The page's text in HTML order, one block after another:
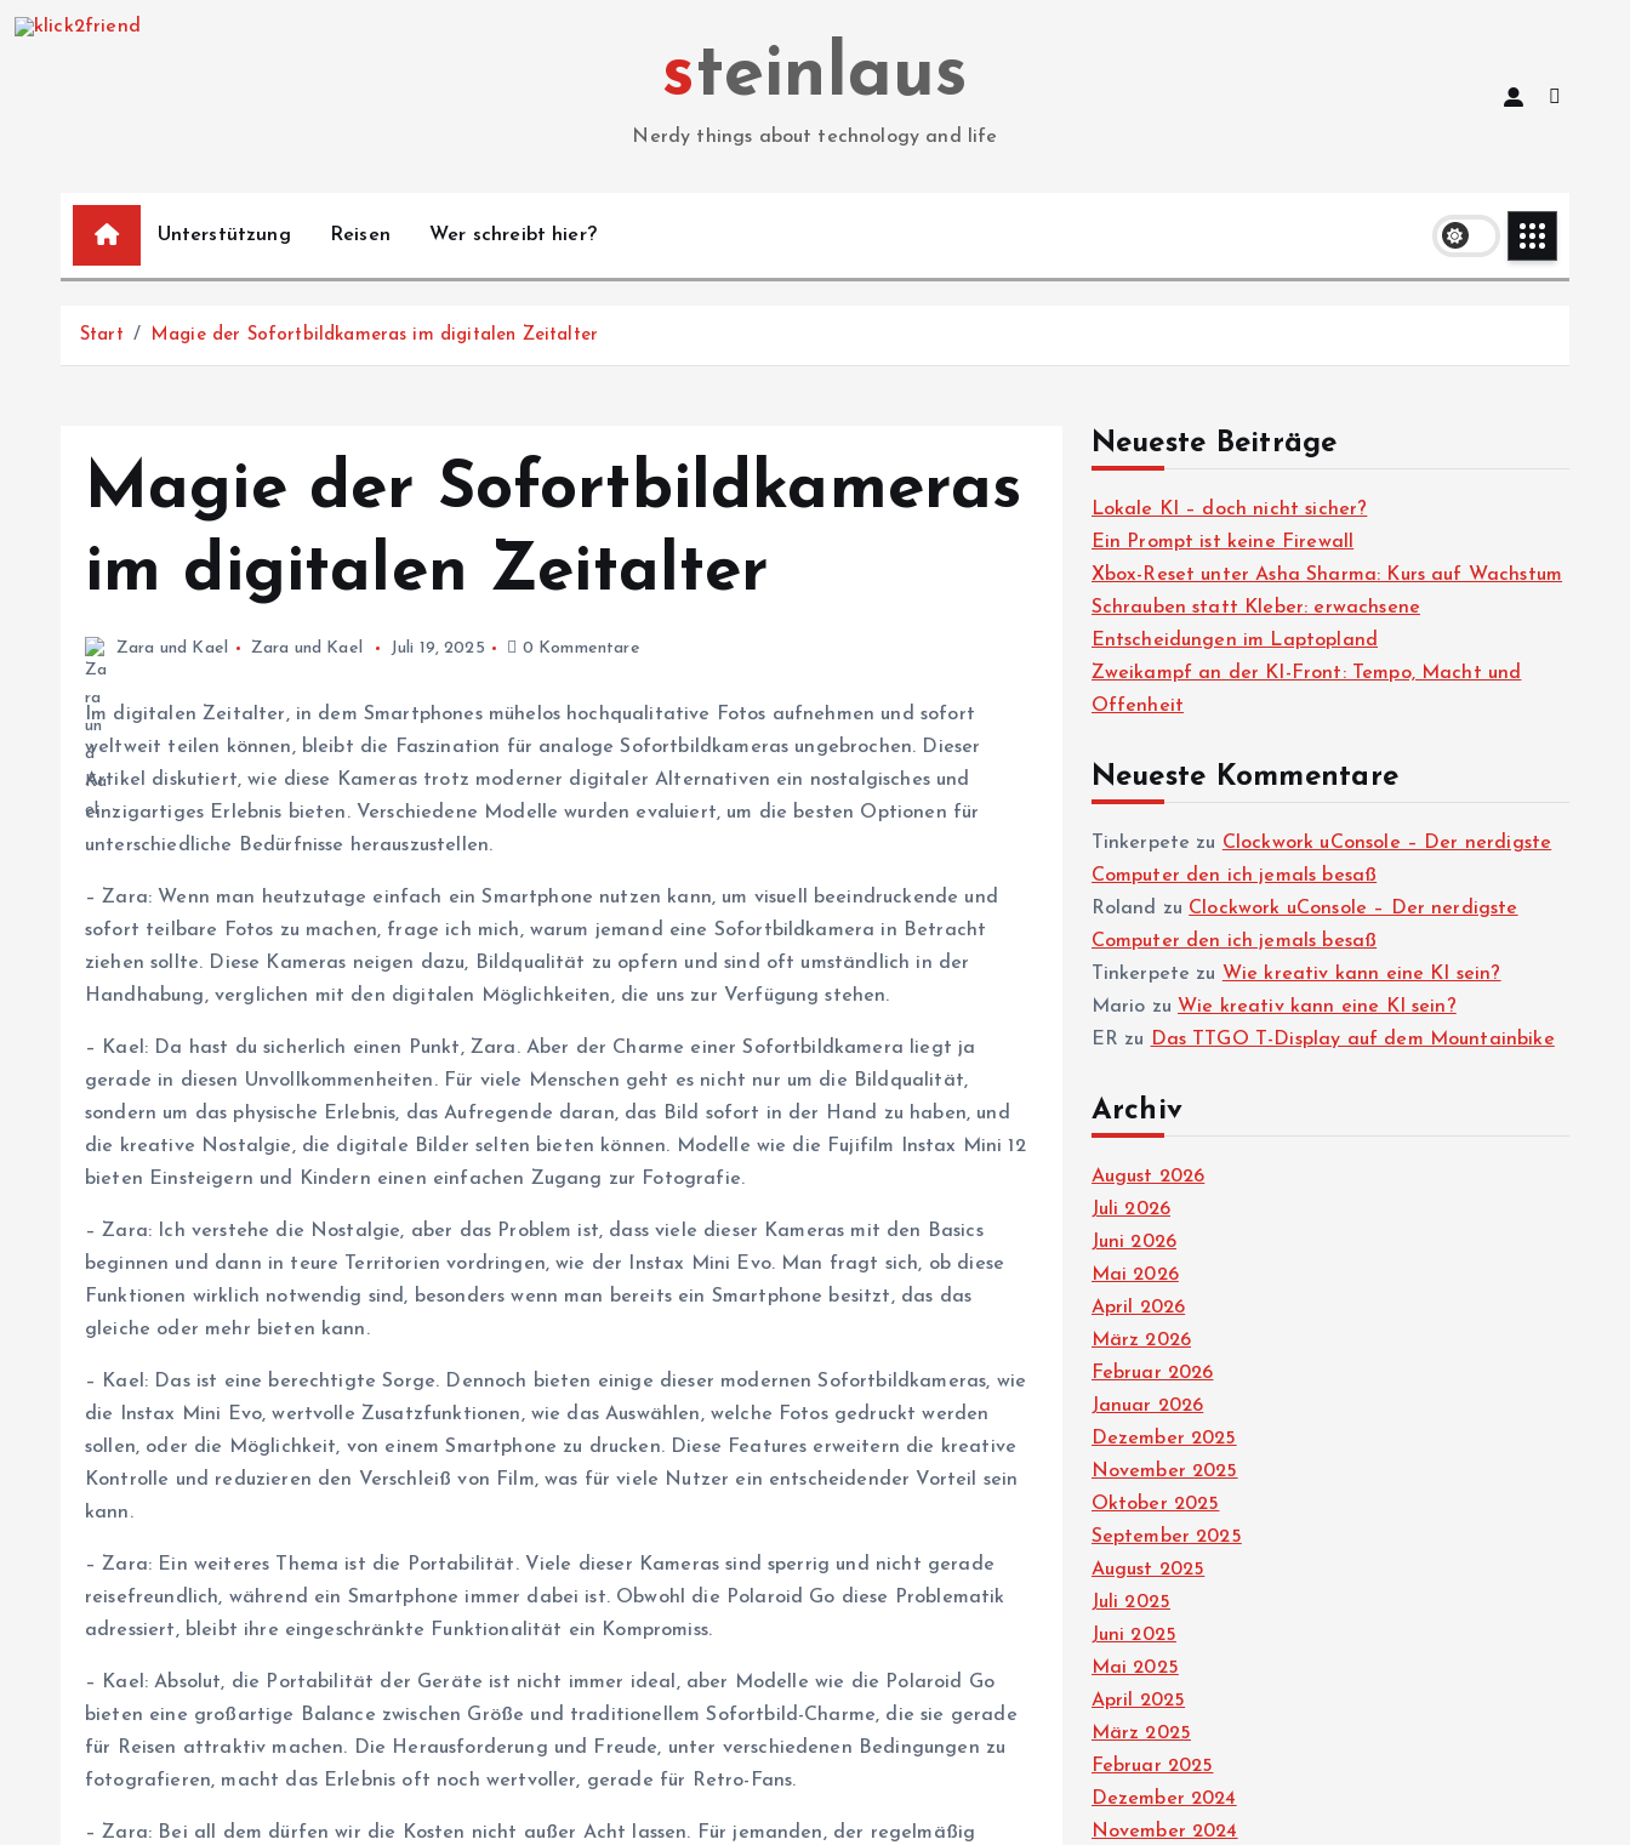
steinlaus
Nerdy things about technology and life
Unterstützung Reisen Wer schreibt hier?
Start Magie der Sofortbildkameras im digitalen Zeitalter
Magie der Sofortbildkameras
im digitalen Zeitalter
Zara und Kael Zara und Kael Juli 19, 2025 0 Kommentare
Im digitalen Zeitalter, in dem Smartphones mühelos hochqualitative Fotos aufnehmen und sofort
weltweit teilen können, bleibt die Faszination für analoge Sofortbildkameras ungebrochen. Dieser
Artikel diskutiert, wie diese Kameras trotz moderner digitaler Alternativen ein nostalgisches und
einzigartiges Erlebnis bieten. Verschiedene Modelle wurden evaluiert, um die besten Optionen für
unterschiedliche Bedürfnisse herauszustellen.
– Zara: Wenn man heutzutage einfach ein Smartphone nutzen kann, um visuell beeindruckende und
sofort teilbare Fotos zu machen, frage ich mich, warum jemand eine Sofortbildkamera in Betracht
ziehen sollte. Diese Kameras neigen dazu, Bildqualität zu opfern und sind oft umständlich in der
Handhabung, verglichen mit den digitalen Möglichkeiten, die uns zur Verfügung stehen.
– Kael: Da hast du sicherlich einen Punkt, Zara. Aber der Charme einer Sofortbildkamera liegt ja
gerade in diesen Unvollkommenheiten. Für viele Menschen geht es nicht nur um die Bildqualität,
sondern um das physische Erlebnis, das Aufregende daran, das Bild sofort in der Hand zu haben, und
die kreative Nostalgie, die digitale Bilder selten bieten können. Modelle wie die Fujifilm Instax Mini 12
bieten Einsteigern und Kindern einen einfachen Zugang zur Fotografie.
– Zara: Ich verstehe die Nostalgie, aber das Problem ist, dass viele dieser Kameras mit den Basics
beginnen und dann in teure Territorien vordringen, wie der Instax Mini Evo. Man fragt sich, ob diese
Funktionen wirklich notwendig sind, besonders wenn man bereits ein Smartphone besitzt, das das
gleiche oder mehr bieten kann.
– Kael: Das ist eine berechtigte Sorge. Dennoch bieten einige dieser modernen Sofortbildkameras, wie
die Instax Mini Evo, wertvolle Zusatzfunktionen, wie das Auswählen, welche Fotos gedruckt werden
sollen, oder die Möglichkeit, von einem Smartphone zu drucken. Diese Features erweitern die kreative
Kontrolle und reduzieren den Verschleiß von Film, was für viele Nutzer ein entscheidender Vorteil sein
kann.
– Zara: Ein weiteres Thema ist die Portabilität. Viele dieser Kameras sind sperrig und nicht gerade
reisefreundlich, während ein Smartphone immer dabei ist. Obwohl die Polaroid Go diese Problematik
adressiert, bleibt ihre eingeschränkte Funktionalität ein Kompromiss.
– Kael: Absolut, die Portabilität der Geräte ist nicht immer ideal, aber Modelle wie die Polaroid Go
bieten eine großartige Balance zwischen Größe und traditionellem Sofortbild-Charme, die sie gerade
für Reisen attraktiv machen. Die Herausforderung und Freude, unter verschiedenen Bedingungen zu
fotografieren, macht das Erlebnis oft noch wertvoller, gerade für Retro-Fans.
– Zara: Bei all dem dürfen wir die Kosten nicht außer Acht lassen. Für jemanden, der regelmäßig
Neueste Beiträge
Lokale KI – doch nicht sicher?
Ein Prompt ist keine Firewall
Xbox-Reset unter Asha Sharma: Kurs auf Wachstum
Schrauben statt Kleber: erwachsene
Entscheidungen im Laptopland
Zweikampf an der KI-Front: Tempo, Macht und
Offenheit
Neueste Kommentare
Tinkerpete zu Clockwork uConsole – Der nerdigste
Computer den ich jemals besaß
Roland
zu Clockwork uConsole – Der nerdigste
Computer den ich jemals besaß
Tinkerpete zu Wie kreativ kann eine KI sein?
Mario zu Wie kreativ kann eine KI sein?
ER zu Das TTGO T-Display auf dem Mountainbike
Archiv
August 2026
Juli 2026
Juni 2026
Mai 2026
April 2026
März 2026
Februar 2026
Januar 2026
Dezember 2025
November 2025
Oktober 2025
September 2025
August 2025
Juli 2025
Juni 2025
Mai 2025
April 2025
März 2025
Februar 2025
Dezember 2024
November 2024